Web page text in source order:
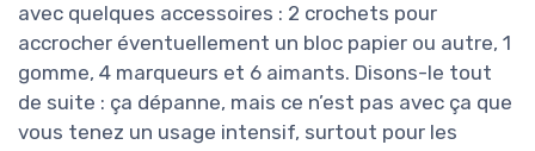
avec quelques accessoires : 2 crochets pour
accrocher éventuellement un bloc papier ou autre, 1
gomme, 4 marqueurs et 6 aimants. Disons-le tout
de suite : ça dépanne, mais ce n’est pas avec ça que
vous tenez un usage intensif, surtout pour les